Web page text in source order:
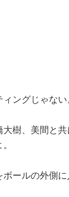
ングじゃない
樹、美間と
ールの外側